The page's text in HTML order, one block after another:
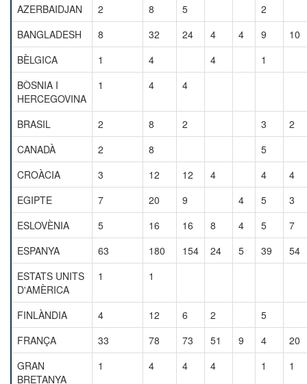
AZERBAIDJAN
2 8 5
2
BANGLADESH
8 32 24 4 4 9
10
BÈLGICA
1 4 4
1
BÒSNIA I
HERCEGOVINA
1 4 4
BRASIL 2 8 2 3
2
CANADÀ
2 8
5
CROÀCIA
3 12 12 4 4
4
EGIPTE
7 20 9 4 5
3
ESLOVÈNIA
5 16 16 8 4 5
7
ESPANYA
63 180 154 24 5 39
54
ESTATS UNITS
D'AMÈRICA
1 1
FINLÀNDIA 4 12 6 2
5
FRANÇA
33 78 73 51 9 4
20
GRAN
BRETANYA
1 4 4 4 1 1